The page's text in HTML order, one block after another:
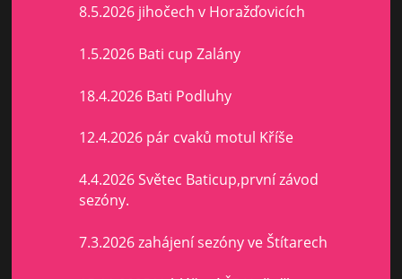
8.5.2026 jihočech v Horažďovicích
1.5.2026 Bati cup Zalány
18.4.2026 Bati Podluhy
12.4.2026 pár cvaků motul Kříše
4.4.2026 Světec Baticup,první závod
sezóny.
7.3.2026 zahájení sezóny ve Štítarech